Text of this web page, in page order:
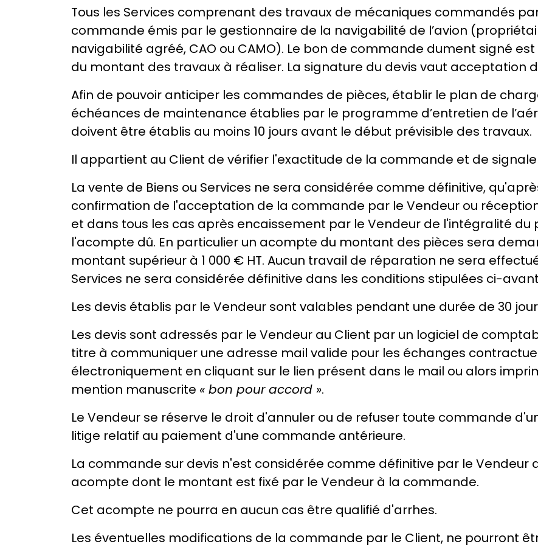
Tous les Services comprenant des travaux de mécaniques commandés
commande émis par le gestionnaire de la navigabilité de l’avion
navigabilité agréé, CAO ou CAMO). Le bon de commande dument signé
du montant des travaux à réaliser. La signature du devis vaut acceptation
Afin de pouvoir anticiper les commandes de pièces, établir le plan de
échéances de maintenance établies par le programme d’entretien de
doivent être établis au moins 10 jours avant le début prévisible des travaux.
Il appartient au Client de vérifier l'exactitude de la commande et de
La vente de Biens ou Services ne sera considérée comme définitive,
confirmation de l'acceptation de la commande par le Vendeur ou
et dans tous les cas après encaissement par le Vendeur de l'intégralité du
l'acompte dû. En particulier un acompte du montant des pièces sera
montant supérieur à 1 000 € HT. Aucun travail de réparation ne sera
Services ne sera considérée définitive dans les conditions stipulées ci-
Les devis établis par le Vendeur sont valables pendant une durée de 30
Les devis sont adressés par le Vendeur au Client par un logiciel de
titre à communiquer une adresse mail valide pour les échanges
électroniquement en cliquant sur le lien présent dans le mail ou alors
mention manuscrite « bon pour accord ».
Le Vendeur se réserve le droit d'annuler ou de refuser toute commande
litige relatif au paiement d'une commande antérieure.
La commande sur devis n'est considérée comme définitive par le Vendeur
acompte dont le montant est fixé par le Vendeur à la commande.
Cet acompte ne pourra en aucun cas être qualifié d'arrhes.
Les éventuelles modifications de la commande par le Client, ne pourront